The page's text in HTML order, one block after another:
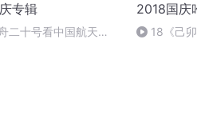
专辑
二十号看中国航天
2018国庆
18《己